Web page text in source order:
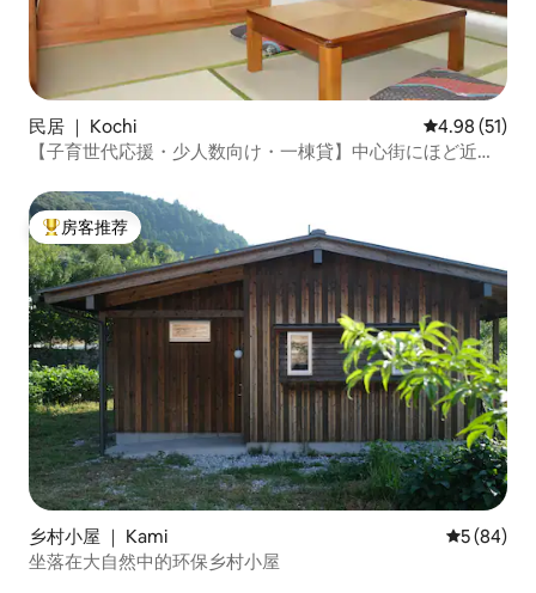
民居 ｜ Kochi 平均评分
4.98 (51)
【子育世代応援・少人数向け・一棟貸】中心街にほど近い
热门「房客推荐」
房客推荐
乡村小屋 ｜ Kami 平均评分
5 (84)
坐落在大自然中的环保乡村小屋